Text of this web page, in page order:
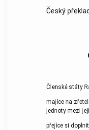
Český
Členské státy
majíce na
jednoty mezi
přejíce si